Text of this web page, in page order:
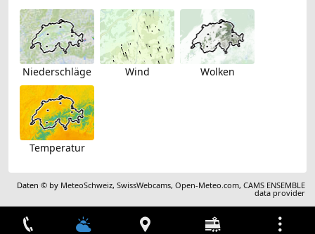
Niederschläge Wind Wolken
Temperatur
Daten © by MeteoSchweiz,SwissWebcams,Open-Meteo.com,CAMS ENSEMBLE
data provider